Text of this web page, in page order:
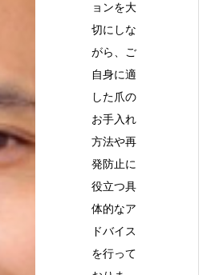
ョンを大
切にしな
がら、ご
自身に適
した爪の
お手入れ
方法や再
発防止に
役立つ具
体的なア
ドバイス
を行って